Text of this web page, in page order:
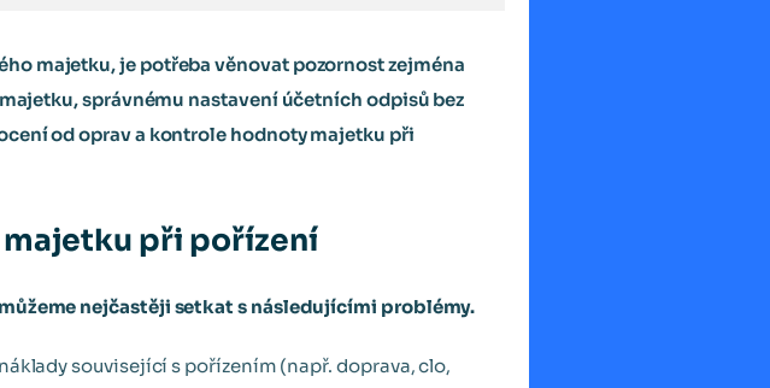
majetku, je potřeba věnovat pozornost zejména
správnému nastavení účetních odpisů bez
od oprav a kontrole hodnoty majetku při
při pořízení
nejčastěji setkat s následujícími problémy.
související s pořízením (např. doprava, clo,